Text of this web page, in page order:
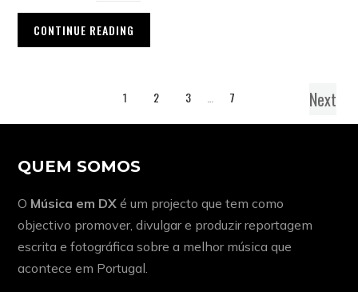
CONTINUE READING
1 2 3 7 Next
QUEM SOMOS
O Música em DX é um projecto que tem como
objectivo promover, divulgar e produzir reportagem
escrita e fotográfica sobre a melhor música que
acontece em Portugal.